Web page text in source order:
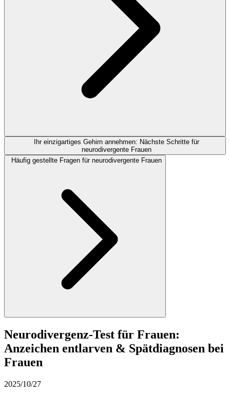
Ihr einzigartiges Gehirn annehmen: Nächste Schritte für
neurodivergente Frauen
Häufig gestellte Fragen für neurodivergente Frauen
Neurodivergenz-Test für Frauen:
Anzeichen entlarven & Spätdiagnosen bei
Frauen
2025/10/27